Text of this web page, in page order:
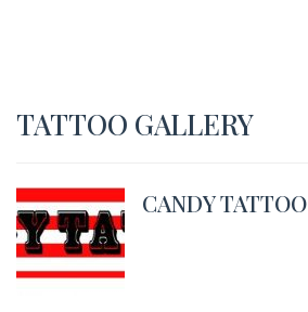
TATTOO GALLERY
CANDY TATTOO